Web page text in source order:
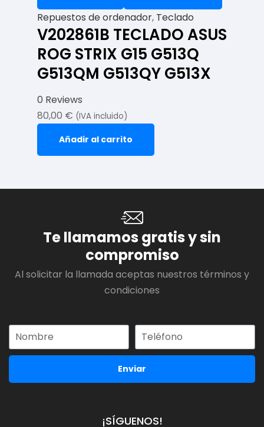
Repuestos de ordenador, Teclado
V202861B TECLADO ASUS
ROG STRIX G15 G513Q
G513QM G513QY G513X
0 Reviews
80,00 € (IVA incluido)
Añadir al carrito
Te llamamos gratis y sin
compromiso
Al solicitar la llamada aceptas nuestros términos y
condiciones
Enviar
¡SÍGUENOS!